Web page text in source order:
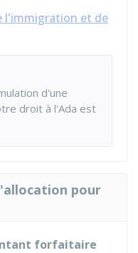
l'immigration et de
d'une
droit à l'Ada est
pour
forfaitaire